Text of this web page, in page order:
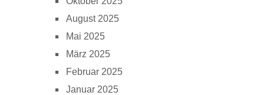
August 2025
Mai 2025
März 2025
Februar 2025
Januar 2025